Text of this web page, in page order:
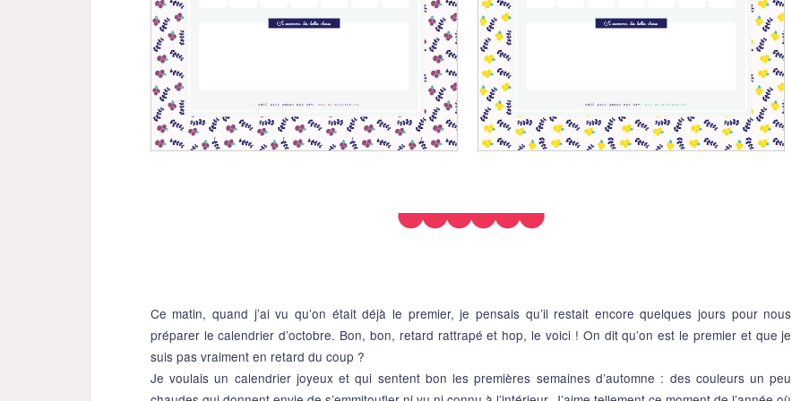
Ce matin, quand j’ai vu qu’on était déjà le premier, je pensais qu’il restait encore quelques jours pour nous
préparer le calendrier d’octobre. Bon, bon, retard rattrapé et hop, le voici ! On dit qu’on est le premier et que je
suis pas vraiment en retard du coup ?
Je voulais un calendrier joyeux et qui sentent bon les premières semaines d’automne : des couleurs un peu